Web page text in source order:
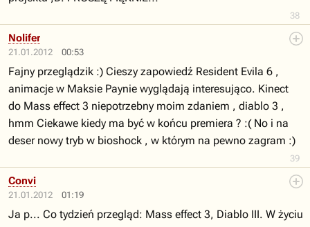
38
21.01.2012 00:53
39
Nolifer
Fajny przeglądzik :) Cieszy zapowiedź Resident Evila 6 ,
animacje w Maksie Paynie wyglądają interesująco. Kinect
do Mass effect 3 niepotrzebny moim zdaniem , diablo 3 ,
hmm Ciekawe kiedy ma być w końcu premiera ? :( No i na
deser nowy tryb w bioshock , w którym na pewno zagram :)
21.01.2012 01:19
Convi
Ja p... Co tydzień przegląd: Mass effect 3, Diablo III. W życiu